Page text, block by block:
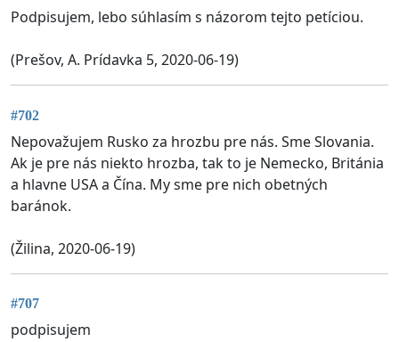
Podpisujem, lebo súhlasím s názorom tejto petíciou.
(Prešov, A. Prídavka 5, 2020-06-19)
#702
Nepovažujem Rusko za hrozbu pre nás. Sme Slovania.
Ak je pre nás niekto hrozba, tak to je Nemecko, Británia
a hlavne USA a Čína. My sme pre nich obetných
baránok.
(Žilina, 2020-06-19)
#707
podpisujem